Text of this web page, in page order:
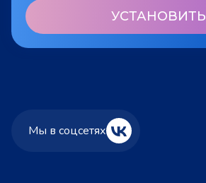
УСТАНОВИТЬ
Мы в соцсетях